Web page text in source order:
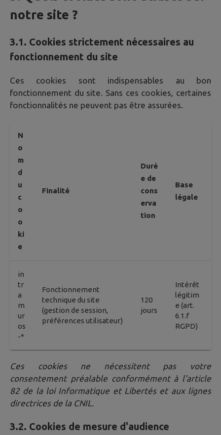
notre site ?
3.1. Cookies strictement nécessaires au
fonctionnement du site
Ces cookies sont indispensables au bon
fonctionnement du site. Sans ces cookies, certaines
fonctionnalités ne peuvent pas être assurées.
N
o
m
d
u
c
o
o
ki
e
Finalité
Duré
e de
cons
erva
tion
Base
légale
in
tr
a
m
ur
os
-*
Fonctionnement
technique du site
(gestion de session,
préférences utilisateur)
120
jours
Intérêt
légitim
e (art.
6.1.f
RGPD)
Ces cookies ne nécessitent pas votre
consentement préalable conformément à l'article
82 de la loi Informatique et Libertés et aux lignes
directrices de la CNIL.
3.2. Cookies de mesure d'audience